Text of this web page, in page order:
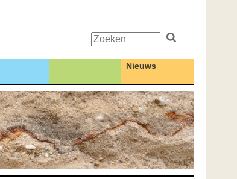
Zoeken
Nieuws